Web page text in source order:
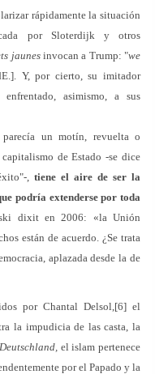
rápidamente la situación
por Sloterdijk y otros
jaunesinvocan a Trump: "we
Y, por cierto, su imitador
asimismo, a sus
un motín, revuelta o
de Estado -se dice
, tiene el aire de ser la
podría extenderse por toda
dixit en 2006: «la Unión
están de acuerdo. ¿Se trata
aplazada desde la de
por Chantal Delsol,[6] el
la impudicia de las casta, la
el islam pertenece
por el Papado y la